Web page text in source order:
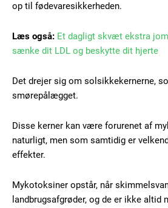
op til fødevaresikkerheden.
Læs også: Et dagligt skvæt ekstra
sænke dit LDL og beskytte dit hjerte
Det drejer sig om solsikkekernerne,
smørepålægget.
Disse kerner kan være forurenet af
naturligt, men som samtidig er
effekter.
Mykotoksiner opstår, når
landbrugsafgrøder, og de er ikke altid